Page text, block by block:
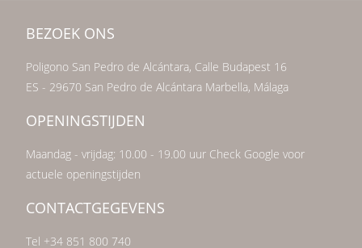
BEZOEK ONS
Poligono San Pedro de Alcántara, Calle Budapest 16
ES - 29670 San Pedro de Alcántara Marbella, Málaga
OPENINGSTIJDEN
Maandag - vrijdag: 10.00 - 19.00 uur Check Google voor
actuele openingstijden
CONTACTGEGEVENS
Tel +34 851 800 740